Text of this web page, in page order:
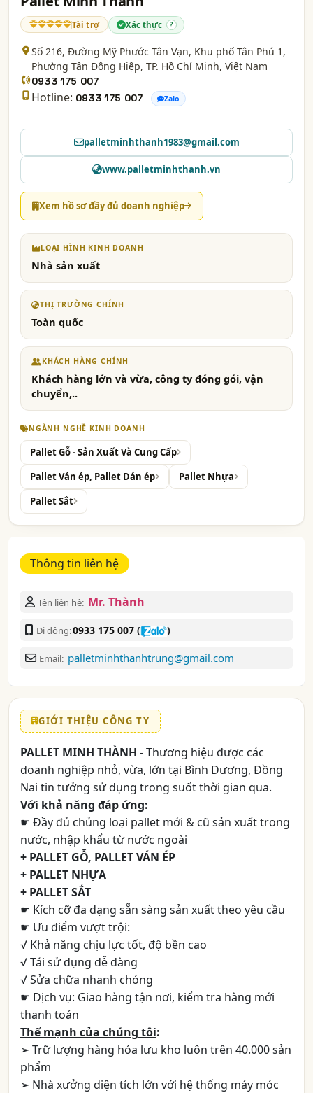
Tài trợ Xác thực ?
Số 216, Đường Mỹ Phước Tân Vạn, Khu phố Tân Phú 1,
Phường Tân Đông Hiệp, TP. Hồ Chí Minh, Việt Nam
0933 175 007
Hotline: 0933 175 007 Zalo
palletminhthanh1983@gmail.com
www.palletminhthanh.vn
Xem hồ sơ đầy đủ doanh nghiệp
LOẠI HÌNH KINH DOANH
Nhà sản xuất
THỊ TRƯỜNG CHÍNH
Toàn quốc
KHÁCH HÀNG CHÍNH
Khách hàng lớn và vừa, công ty đóng gói, vận
chuyển,..
NGÀNH NGHỀ KINH DOANH
Pallet Gỗ - Sản Xuất Và Cung Cấp
Pallet Ván ép, Pallet Dán ép
Pallet Nhựa
Pallet Sắt
Thông tin liên hệ
Tên liên hệ: Mr. Thành
Di động:0933 175 007 ( )
Email: palletminhthanhtrung@gmail.com
GIỚI THIỆU CÔNG TY
PALLET MINH THÀNH - Thương hiệu được các
doanh nghiệp nhỏ, vừa, lớn tại Bình Dương, Đồng
Nai tin tưởng sử dụng trong suốt thời gian qua.
Với khả năng đáp ứng:
☛ Đầy đủ chủng loại pallet mới & cũ sản xuất trong
nước, nhập khẩu từ nước ngoài
+ PALLET GỖ, PALLET VÁN ÉP
+ PALLET NHỰA
+ PALLET SẮT
☛ Kích cỡ đa dạng sẵn sàng sản xuất theo yêu cầu
☛ Ưu điểm vượt trội:
√ Khả năng chịu lực tốt, độ bền cao
√ Tái sử dụng dễ dàng
√ Sửa chữa nhanh chóng
☛ Dịch vụ: Giao hàng tận nơi, kiểm tra hàng mới
thanh toán
Thế mạnh của chúng tôi:
➢ Trữ lượng hàng hóa lưu kho luôn trên 40.000 sản
phẩm
➢ Nhà xưởng diện tích lớn với hệ thống máy móc